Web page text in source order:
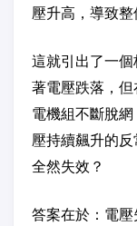
壓升高，導致整
這就引出了一
著電壓跌落，
電機組不斷脫
壓持續飆升的
全然失效？
答案在於：電